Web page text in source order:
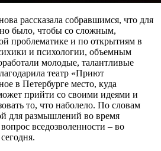
рассказала собравшимся, что для
было, чтобы со сложным,
проблематике и по открытиям в
и психологии, объемным
молодые, талантливые
театр «Приют
в Петербурге место, куда
прийти со своими идеями и
то, что наболело. По словам
для размышлений во время
вседозволенности – во